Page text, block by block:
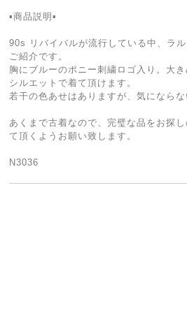
▪商品説明▪
90s リバイバルが流行している中、ラ
ご紹介です。
胸にブルーのポニー刺繍ロゴ入り。大
シルエットで着て頂けます。
若干の色あせはありますが、気にならな
あくまで古着なので、完璧な品をお探
て頂くようお願い致します。
N3036